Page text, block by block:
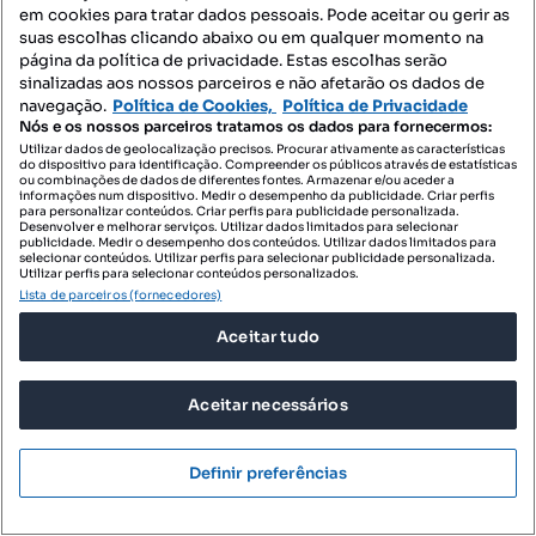
2061,25 €/m²
Apartamento T3 Centro de Valença
Valença, Cristelo Covo e Arão, Valença, Viana do Castelo
Preço por metro quadrado
em cookies para tratar dados pessoais. Pode aceitar ou gerir as
suas escolhas clicando abaixo ou em qualquer momento na
página da política de privacidade. Estas escolhas serão
sinalizadas aos nossos parceiros e não afetarão os dados de
navegação. Política de Cookies, Política de Privacidade
Nós e os nossos parceiros tratamos os dados para fornecermos:
Utilizar dados de geolocalização precisos. Procurar ativamente as características
do dispositivo para identificação. Compreender os públicos através de estatísticas
ou combinações de dados de diferentes fontes. Armazenar e/ou aceder a
informações num dispositivo. Medir o desempenho da publicidade. Criar perfis
para personalizar conteúdos. Criar perfis para publicidade personalizada.
Desenvolver e melhorar serviços. Utilizar dados limitados para selecionar
publicidade. Medir o desempenho dos conteúdos. Utilizar dados limitados para
selecionar conteúdos. Utilizar perfis para selecionar publicidade personalizada.
Utilizar perfis para selecionar conteúdos personalizados.
Lista de parceiros (fornecedores)
Aceitar tudo
Aceitar necessários
Definir preferências